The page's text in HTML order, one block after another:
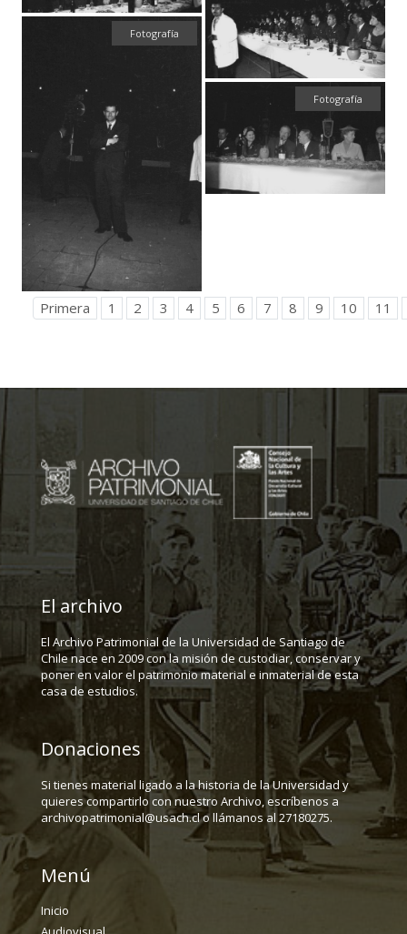
Fotografía
Fotografía
Primera 1 2 3 4 5 6 7 8 9 10 11
El archivo
El Archivo Patrimonial de la Universidad de Santiago de
Chile nace en 2009 con la misión de custodiar, conservar y
poner en valor el patrimonio material e inmaterial de esta
casa de estudios.
Donaciones
Si tienes material ligado a la historia de la Universidad y
quieres compartirlo con nuestro Archivo, escríbenos a
archivopatrimonial@usach.cl o llámanos al 27180275.
Menú
Inicio